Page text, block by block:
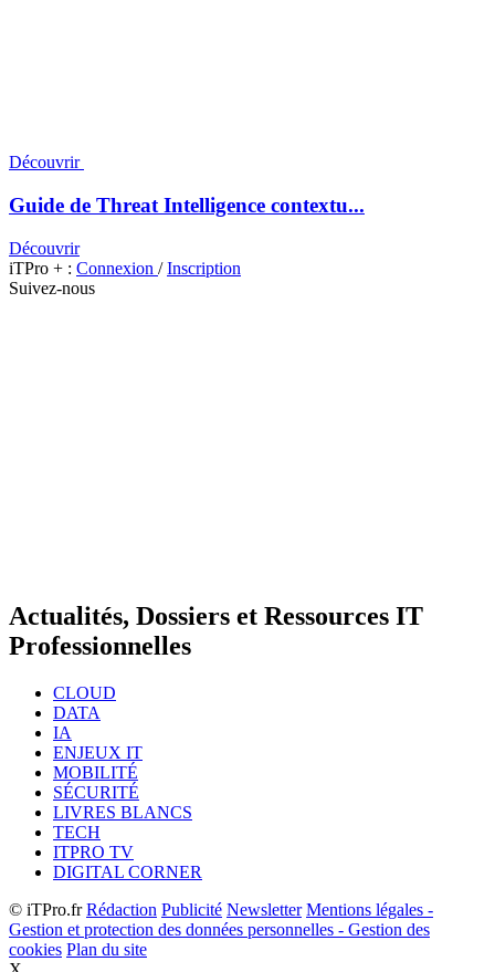
Découvrir
Guide de Threat Intelligence contextu...
Découvrir
iTPro + : Connexion /Inscription
Suivez-nous
Actualités, Dossiers et Ressources IT
Professionnelles
CLOUD
DATA
IA
ENJEUX IT
MOBILITÉ
SÉCURITÉ
LIVRES BLANCS
TECH
ITPRO TV
DIGITAL CORNER
© iTPro.frRédaction Publicité Newsletter Mentions légales -
Gestion et protection des données personnelles - Gestion des
cookies Plan du site